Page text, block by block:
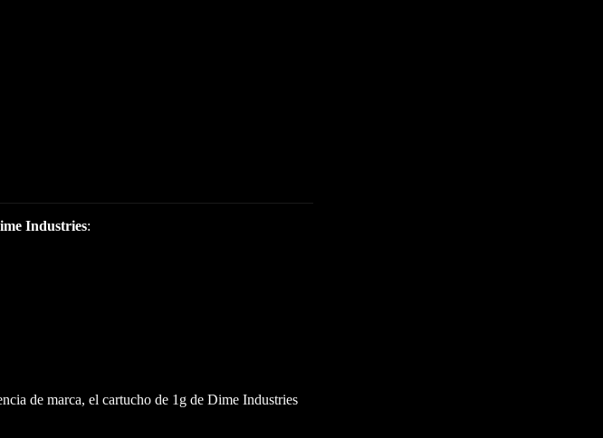
Industries:
de marca, el cartucho de 1g de Dime Industries